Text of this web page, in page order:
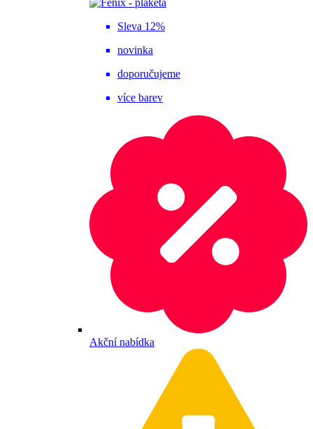
Sleva 12%
novinka
doporučujeme
více barev
Akční nabídka